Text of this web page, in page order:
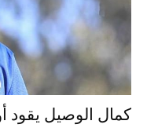
كمال الوصيل يقود